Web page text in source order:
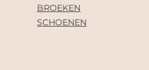
BROEKEN
SCHOENEN